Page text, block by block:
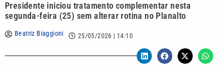
Presidente iniciou tratamento complementar nesta
segunda-feira (25) sem alterar rotina no Planalto
Beatriz Biaggioni 25/05/2026 | 14:10